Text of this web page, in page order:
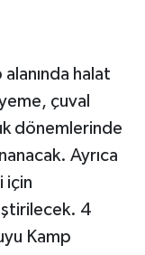
halat
çuval
dönemlerinde
Ayrıca
için
4
Kamp